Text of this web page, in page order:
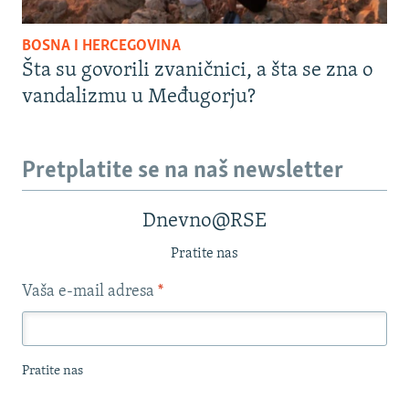
BOSNA I HERCEGOVINA
Šta su govorili zvaničnici, a šta se zna o
vandalizmu u Međugorju?
Pretplatite se na naš newsletter
Dnevno@RSE
Pratite nas
Vaša e-mail adresa *
Pratite nas